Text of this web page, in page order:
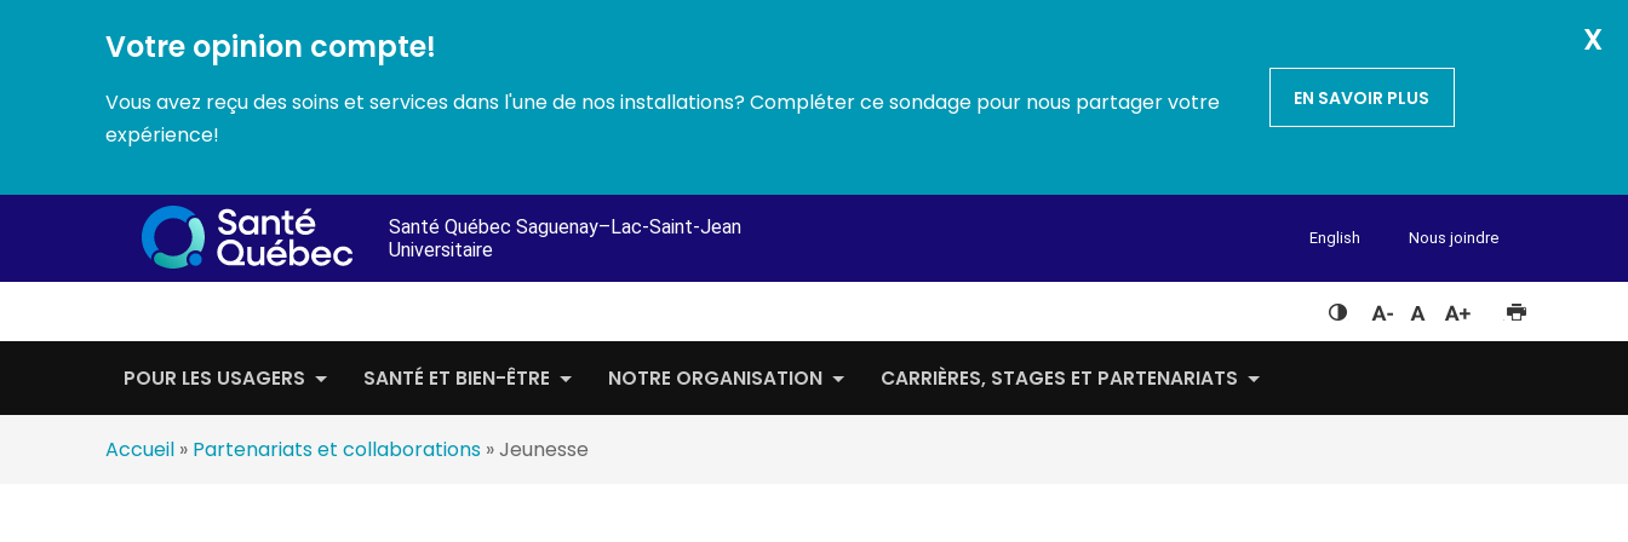
X
Votre opinion compte!
Vous avez reçu des soins et services dans l'une de nos installations? Compléter ce sondage pour nous partager votre
expérience!
EN SAVOIR PLUS
Passer
contenu
Santé Québec Saguenay–Lac-Saint-Jean
Universitaire
English Nous joindre
POUR LES USAGERS SANTÉ ET BIEN-ÊTRE NOTRE ORGANISATION CARRIÈRES, STAGES ET PARTENARIATS
Accueil » Partenariats et collaborations »Jeunesse